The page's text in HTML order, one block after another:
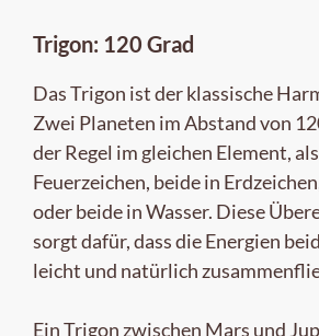
Trigon: 120 Grad
Das Trigon ist der klassische
Zwei Planeten im Abstand von
der Regel im gleichen Element,
Feuerzeichen, beide in
oder beide in Wasser. Diese
sorgt dafür, dass die Energien
leicht und natürlich
Ein Trigon zwischen Mars und